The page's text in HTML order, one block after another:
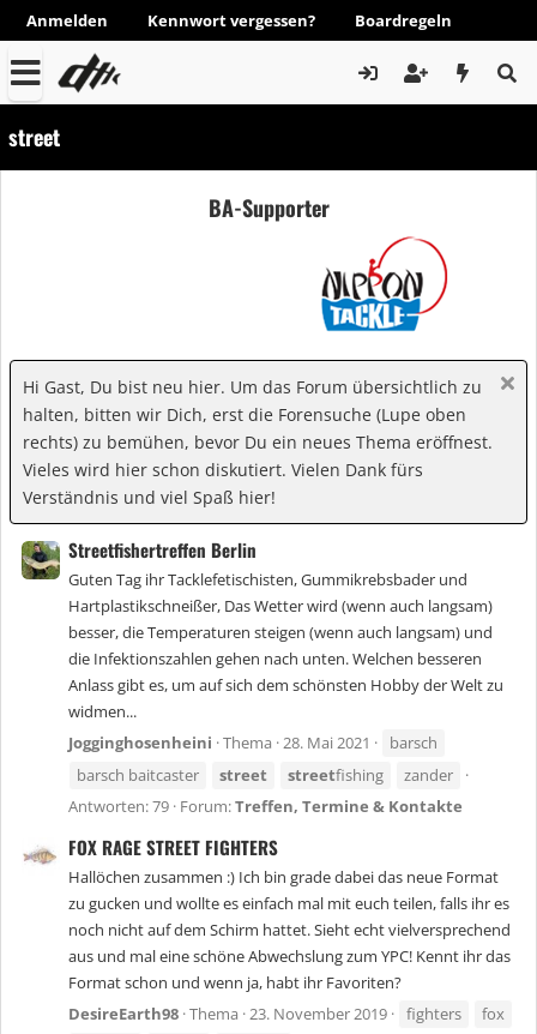
Anmelden Kennwort vergessen? Boardregeln
street
BA-Supporter
Hi Gast, Du bist neu hier. Um das Forum übersichtlich zu
halten, bitten wir Dich, erst die Forensuche (Lupe oben
rechts) zu bemühen, bevor Du ein neues Thema eröffnest.
Vieles wird hier schon diskutiert. Vielen Dank fürs
Verständnis und viel Spaß hier!
Streetfishertreffen Berlin
Guten Tag ihr Tacklefetischisten, Gummikrebsbader und
Hartplastikschneißer, Das Wetter wird (wenn auch langsam)
besser, die Temperaturen steigen (wenn auch langsam) und
die Infektionszahlen gehen nach unten. Welchen besseren
Anlass gibt es, um auf sich dem schönsten Hobby der Welt zu
widmen...
Jogginghosenheini Thema 28. Mai 2021
barsch
barsch baitcaster
street streetfishing
zander
Antworten: 79 Forum:Treffen, Termine & Kontakte
FOX RAGE STREET FIGHTERS
Hallöchen zusammen :) Ich bin grade dabei das neue Format
zu gucken und wollte es einfach mal mit euch teilen, falls ihr es
noch nicht auf dem Schirm hattet. Sieht echt vielversprechend
aus und mal eine schöne Abwechslung zum YPC! Kennt ihr das
Format schon und wenn ja, habt ihr Favoriten?
DesireEarth98 Thema 23. November 2019 fighters
fox